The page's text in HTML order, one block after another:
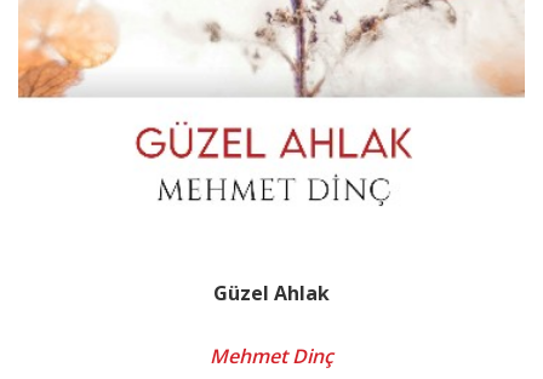
Güzel Ahlak
Mehmet Dinç